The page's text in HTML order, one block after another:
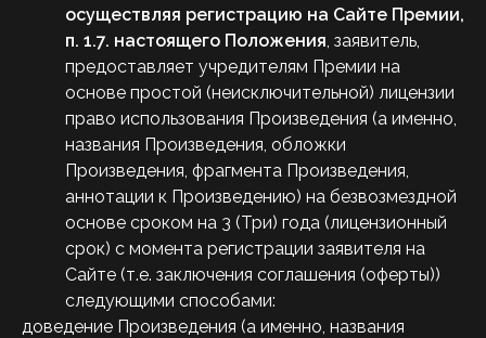
осуществляя регистрацию на Сайте Премии,
п. 1.7. настоящего Положения, заявитель,
предоставляет учредителям Премии на
основе простой (неисключительной) лицензии
право использования Произведения (а именно,
названия Произведения, обложки
Произведения, фрагмента Произведения,
аннотации к Произведению) на безвозмездной
основе сроком на 3 (Три) года (лицензионный
срок) с момента регистрации заявителя на
Сайте (т.е. заключения соглашения (оферты))
следующими способами:
доведение Произведения (а именно, названия